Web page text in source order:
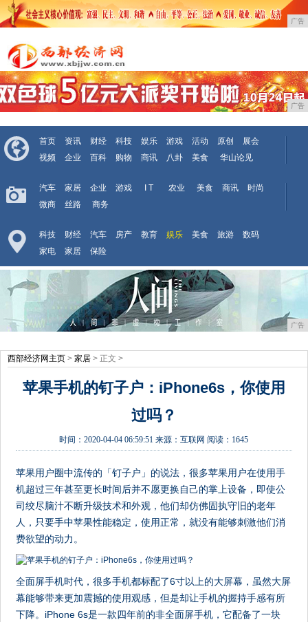
广告
广告
首页 资讯 财经 科技 娱乐 游戏 活动 原创
展会
视频
企业 百科 购物 商讯 八卦 美食 华山论见
汽车 家居 企业 游戏 I T 农业 美食 商讯
时尚
微商
丝路 商务
科技 财经 汽车 房产 教育 娱乐 美食 旅游
数码
家电
家居 保险
广告
西部经济网主页 > 家居 > 正文 >
苹果手机的钉子户：iPhone6s，你使用
过吗？
时间：2020-04-04 06:59:51 来源：互联网 阅读：1645
苹果用户圈中流传的「钉子户」的说法，很多苹果用户在使用手
机超过三年甚至更长时间后并不愿更换自己的掌上设备，即使公
司绞尽脑汁不断升级技术和外观，他们却仿佛固执守旧的老年
人，只要手中苹果性能稳定，使用正常，就没有能够刺激他们消
费欲望的动力。
全面屏手机时代，很多手机都标配了6寸以上的大屏幕，虽然大屏
幕能够带来更加震撼的使用观感，但是却让手机的握持手感有所
下降。iPhone 6s是一款四年前的非全面屏手机，它配备了一块